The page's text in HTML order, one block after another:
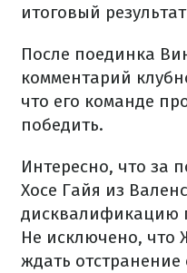
итоговый
После поединка
комментарий
что его команде
победить.
Интересно, что за
Хосе Гайя из
дисквалификацию
Не исключено, что
ждать отстранение